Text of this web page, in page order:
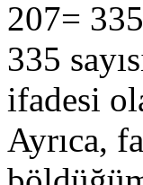
207=
335
ifadesi
Ayrıca,